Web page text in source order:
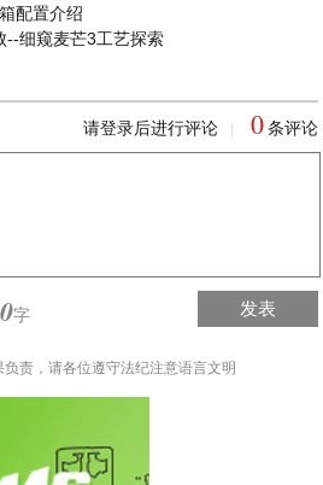
配置介绍
--细窥麦芒3工艺探索
请登录后进行评论 0 条评论
字 发表
责，请各位遵守法纪注意语言文明